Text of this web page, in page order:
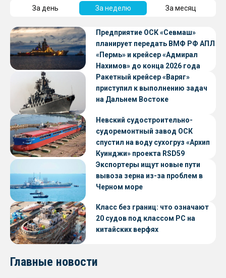
За день За неделю За месяц
Предприятие ОСК «Севмаш»
планирует передать ВМФ РФ АПЛ
«Пермь» и крейсер «Адмирал
Нахимов» до конца 2026 года
Ракетный крейсер «Варяг»
приступил к выполнению задач
на Дальнем Востоке
Невский судостроительно-
судоремонтный завод ОСК
спустил на воду сухогруз «Архип
Куинджи» проекта RSD59
Экспортеры ищут новые пути
вывоза зерна из-за проблем в
Черном море
Класс без границ: что означают
20 судов под классом РС на
китайских верфях
Главные новости